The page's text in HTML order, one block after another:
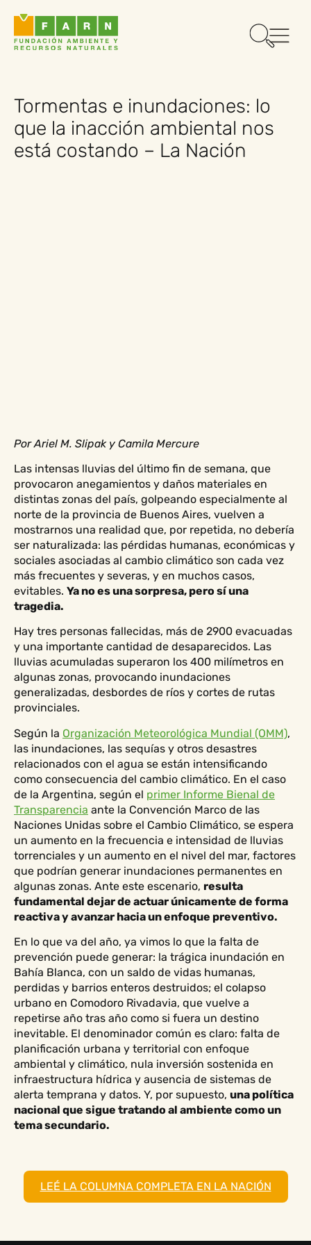
Tormentas e inundaciones: lo
que la inacción ambiental nos
está costando – La Nación
Por Ariel M. Slipak y Camila Mercure
Las intensas lluvias del último fin de semana, que
provocaron anegamientos y daños materiales en
distintas zonas del país, golpeando especialmente al
norte de la provincia de Buenos Aires, vuelven a
mostrarnos una realidad que, por repetida, no debería
ser naturalizada: las pérdidas humanas, económicas y
sociales asociadas al cambio climático son cada vez
más frecuentes y severas, y en muchos casos,
evitables. Ya no es una sorpresa, pero sí una
tragedia.
Hay tres personas fallecidas, más de 2900 evacuadas
y una importante cantidad de desaparecidos. Las
lluvias acumuladas superaron los 400 milímetros en
algunas zonas, provocando inundaciones
generalizadas, desbordes de ríos y cortes de rutas
provinciales.
Según la Organización Meteorológica Mundial (OMM),
las inundaciones, las sequías y otros desastres
relacionados con el agua se están intensificando
como consecuencia del cambio climático. En el caso
de la Argentina, según el primer Informe Bienal de
Transparencia ante la Convención Marco de las
Naciones Unidas sobre el Cambio Climático, se espera
un aumento en la frecuencia e intensidad de lluvias
torrenciales y un aumento en el nivel del mar, factores
que podrían generar inundaciones permanentes en
algunas zonas. Ante este escenario, resulta
fundamental dejar de actuar únicamente de forma
reactiva y avanzar hacia un enfoque preventivo.
En lo que va del año, ya vimos lo que la falta de
prevención puede generar: la trágica inundación en
Bahía Blanca, con un saldo de vidas humanas,
perdidas y barrios enteros destruidos; el colapso
urbano en Comodoro Rivadavia, que vuelve a
repetirse año tras año como si fuera un destino
inevitable. El denominador común es claro: falta de
planificación urbana y territorial con enfoque
ambiental y climático, nula inversión sostenida en
infraestructura hídrica y ausencia de sistemas de
alerta temprana y datos. Y, por supuesto, una política
nacional que sigue tratando al ambiente como un
tema secundario.
LEÉ LA COLUMNA COMPLETA EN LA NACIÓN